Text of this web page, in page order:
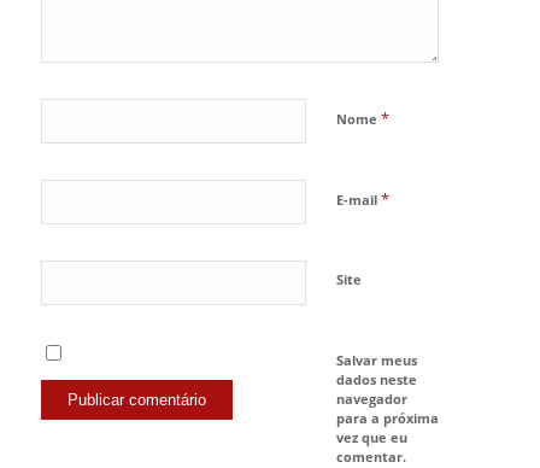
Nome *
E-mail *
Site
Salvar meus
dados neste
navegador
para a próxima
vez que eu
comentar.